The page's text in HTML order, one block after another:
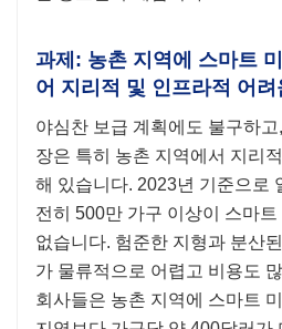
과제: 농촌 지역에 스마트
어 지리적 및 인프라적 어려
야심찬 보급 계획에도 불구하고
장은 특히 농촌 지역에서 지리
해 있습니다. 2023년 기준으로
전히 500만 가구 이상이 스마
없습니다. 험준한 지형과 분산
가 물류적으로 어렵고 비용도
회사들은 농촌 지역에 스마트